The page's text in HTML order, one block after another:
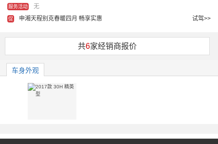
服务活动 无
促 申湘天程别克春暖四月 畅享实惠 试驾>>
共6家经销商报价
车身外观